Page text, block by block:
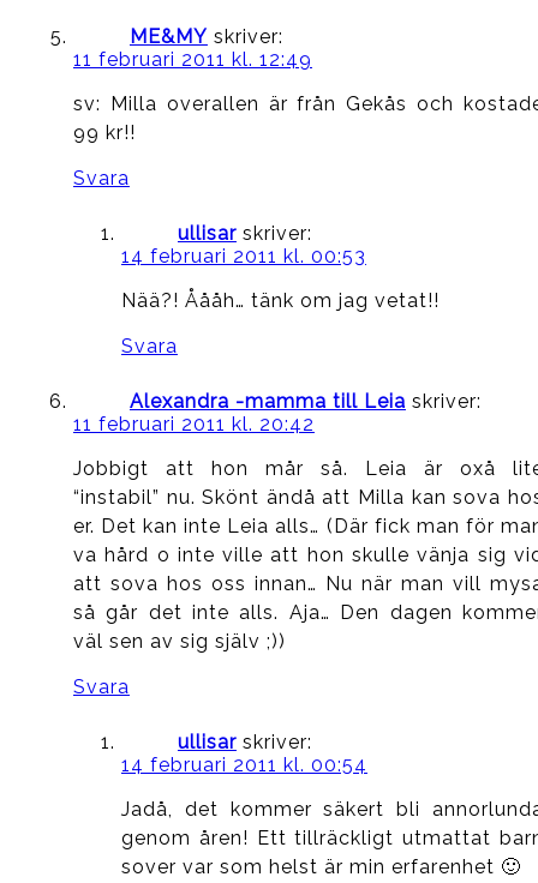
ME&MY skriver:
11 februari 2011 kl. 12:49
sv: Milla overallen är från Gekås och
99 kr!!
Svara
ullisar skriver:
14 februari 2011 kl. 00:53
Nää?! Åååh… tänk om jag vetat!!
Svara
Alexandra -mamma till Leia skriver:
11 februari 2011 kl. 20:42
Jobbigt att hon mår så. Leia är oxå
“instabil” nu. Skönt ändå att Milla kan sova
er. Det kan inte Leia alls… (Där fick man för
va hård o inte ville att hon skulle vänja sig
att sova hos oss innan… Nu när man vill
så går det inte alls. Aja… Den dagen
väl sen av sig själv ;))
Svara
ullisar skriver:
14 februari 2011 kl. 00:54
Jadå, det kommer säkert bli
genom åren! Ett tillräckligt utmattat
sover var som helst är min erfarenhet 🙂